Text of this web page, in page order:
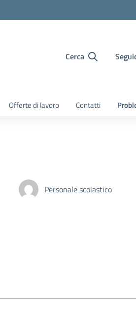
Cerca
Offerte di lavoro Contatti
Personale scolastico